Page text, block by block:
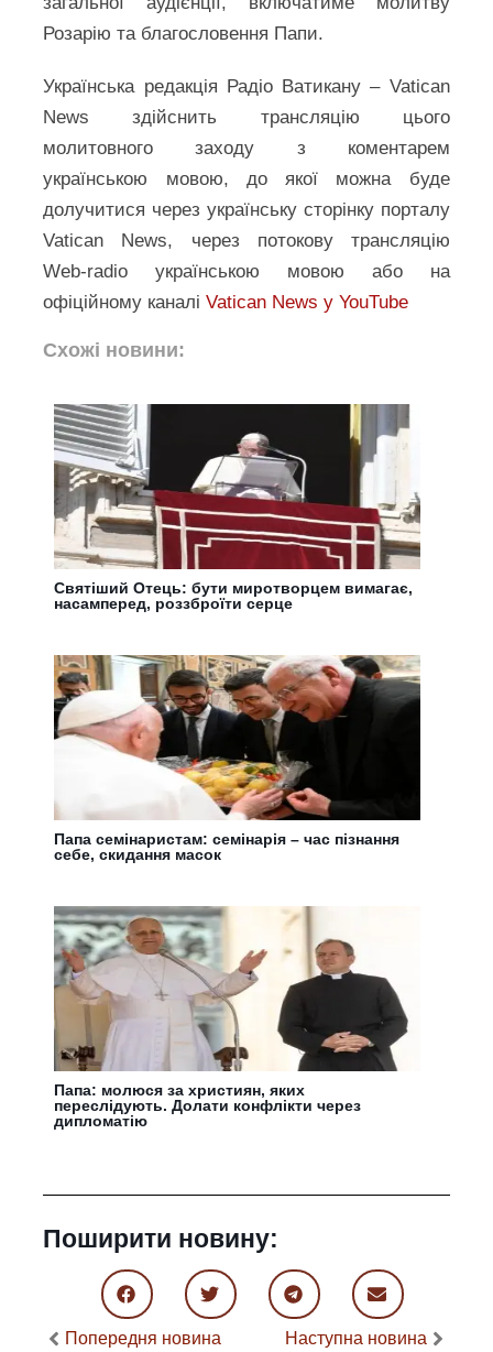
Розарію та благословення Папи.
Українська редакція Радіо Ватикану – Vatican
News здійснить трансляцію цього
молитовного заходу з коментарем
українською мовою, до якої можна буде
долучитися через українську сторінку порталу
Vatican News, через потокову трансляцію
Web-radio українською мовою або на
офіційному каналіVatican News у YouTube
Схожі новини:
Святіший Отець: бути миротворцем вимагає,
насамперед, роззброїти серце
Папа семінаристам: cемінарія – час пізнання
себе, скидання масок
Папа: молюся за християн, яких
переслідують. Долати конфлікти через
дипломатію
Поширити новину:
Попередня новина Наступна новина